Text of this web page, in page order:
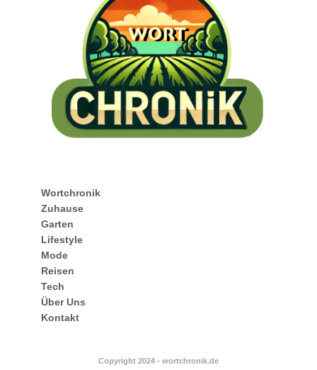
Wortchronik
Zuhause
Garten
Lifestyle
Mode
Reisen
Tech
Über Uns
Kontakt
Copyright 2024 - wortchronik.de